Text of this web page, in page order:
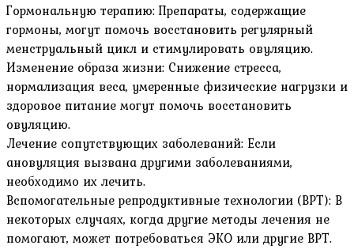
Гормональную терапию: Препараты, содержащие
гормоны, могут помочь восстановить регулярный
менструальный цикл и стимулировать овуляцию.
Изменение образа жизни: Снижение стресса,
нормализация веса, умеренные физические нагрузки и
здоровое питание могут помочь восстановить
овуляцию.
Лечение сопутствующих заболеваний: Если
ановуляция вызвана другими заболеваниями,
необходимо их лечить.
Вспомогательные репродуктивные технологии (ВРТ): В
некоторых случаях, когда другие методы лечения не
помогают, может потребоваться ЭКО или другие ВРТ.